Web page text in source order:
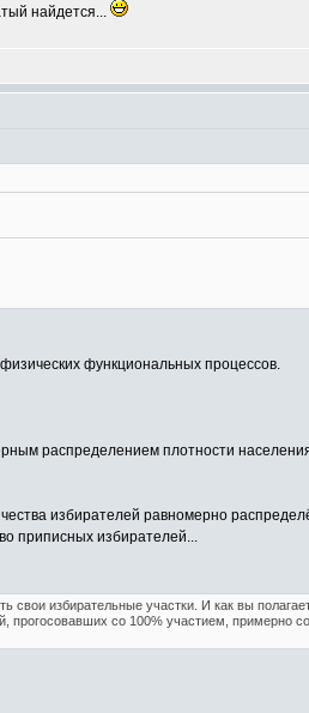
найдется...
функциональных процессов.
распределением плотности
избирателей равномерно
приписных избирателей...
избирательные участки. И как вы
со 100% участием, примерно